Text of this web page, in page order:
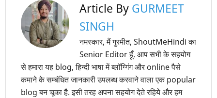
Article By GURMEET
SINGH
नमस्कार, मैं गुरमीत, ShoutMeHindi का
Senior Editor हूँ. आप सभी के सहयोग
से हमारा यह blog, हिन्दी भाषा में ब्लॉग्गिंग और online पैसे
कमाने के सम्बंधित जानकारी उपलब्ध करवाने वाला एक popular
blog बन चूका है. इसी तरह अपना सहयोग देते रहिये और हम